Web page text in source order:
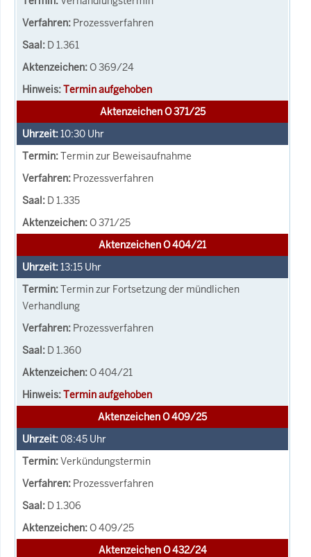
Prozessverfahren
D 1.361
O 369/24
Termin aufgehoben
Aktenzeichen O 371/25
10:30 Uhr
Termin zur Beweisaufnahme
Prozessverfahren
D 1.335
O 371/25
Aktenzeichen O 404/21
13:15 Uhr
Termin zur Fortsetzung der mündlichen
Verhandlung
Prozessverfahren
D 1.360
O 404/21
Termin aufgehoben
Aktenzeichen O 409/25
08:45 Uhr
Verkündungstermin
Prozessverfahren
D 1.306
O 409/25
Aktenzeichen O 432/24